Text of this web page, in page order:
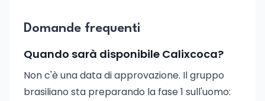
Domande frequenti
Quando sarà disponibile Calixcoca?
Non c'è una data di approvazione. Il gruppo
brasiliano sta preparando la fase 1 sull'uomo: